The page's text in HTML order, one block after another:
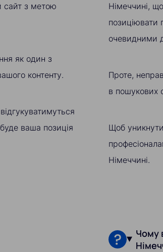
сайт з метою
як один з
контенту.
ваша позиція
Німеччині,
позиціювати
очевидними
Проте,
в пошукових
Щоб
Німеччині.
Чому